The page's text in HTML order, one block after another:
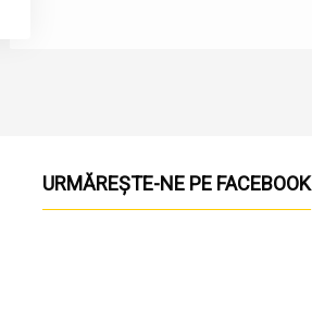
URMĂREȘTE-NE PE FACEBOOK